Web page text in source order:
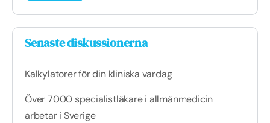
Senaste diskussionerna
Kalkylatorer för din kliniska vardag
Över 7000 specialistläkare i allmänmedicin
arbetar i Sverige